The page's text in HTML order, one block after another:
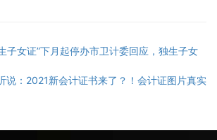
子女证”下月起停办市卫计委回应，独生子女
说：2021新会计证书来了？！会计证图片真实